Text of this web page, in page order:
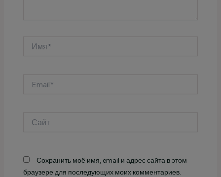
Сохранить моё имя, email и адрес сайта в этом
браузере для последующих моих комментариев.